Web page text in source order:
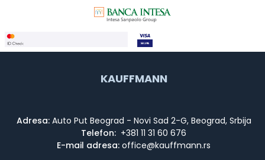
KAUFFMANN
Adresa:Auto Put Beograd - Novi Sad 2-G, Beograd, Srbija
Telefon: +381 11 31 60 676
E-mail adresa: